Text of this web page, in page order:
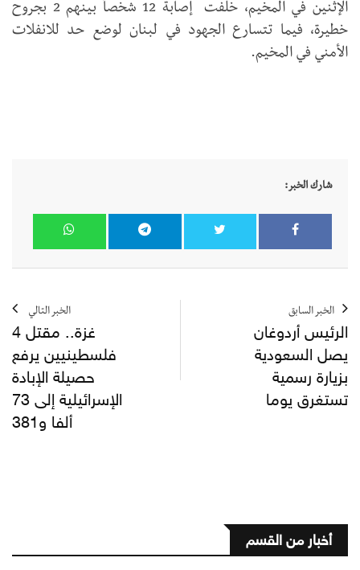
الإثنين في المخيم، خلفت إصابة 12 شخصاً بينهم 2 بجروح
خطيرة، فيما تتسارع الجهود في لبنان لوضع حد للانفلات
الأمني في المخيم.
شارك الخبر:
الخبر السابق
الرئيس أردوغان
يصل السعودية
بزيارة رسمية
تستغرق يوما
الخبر التالي
غزة.. مقتل 4
فلسطينيين يرفع
حصيلة الإبادة
الإسرائيلية إلى 73
ألفا و381
أخبار من القسم